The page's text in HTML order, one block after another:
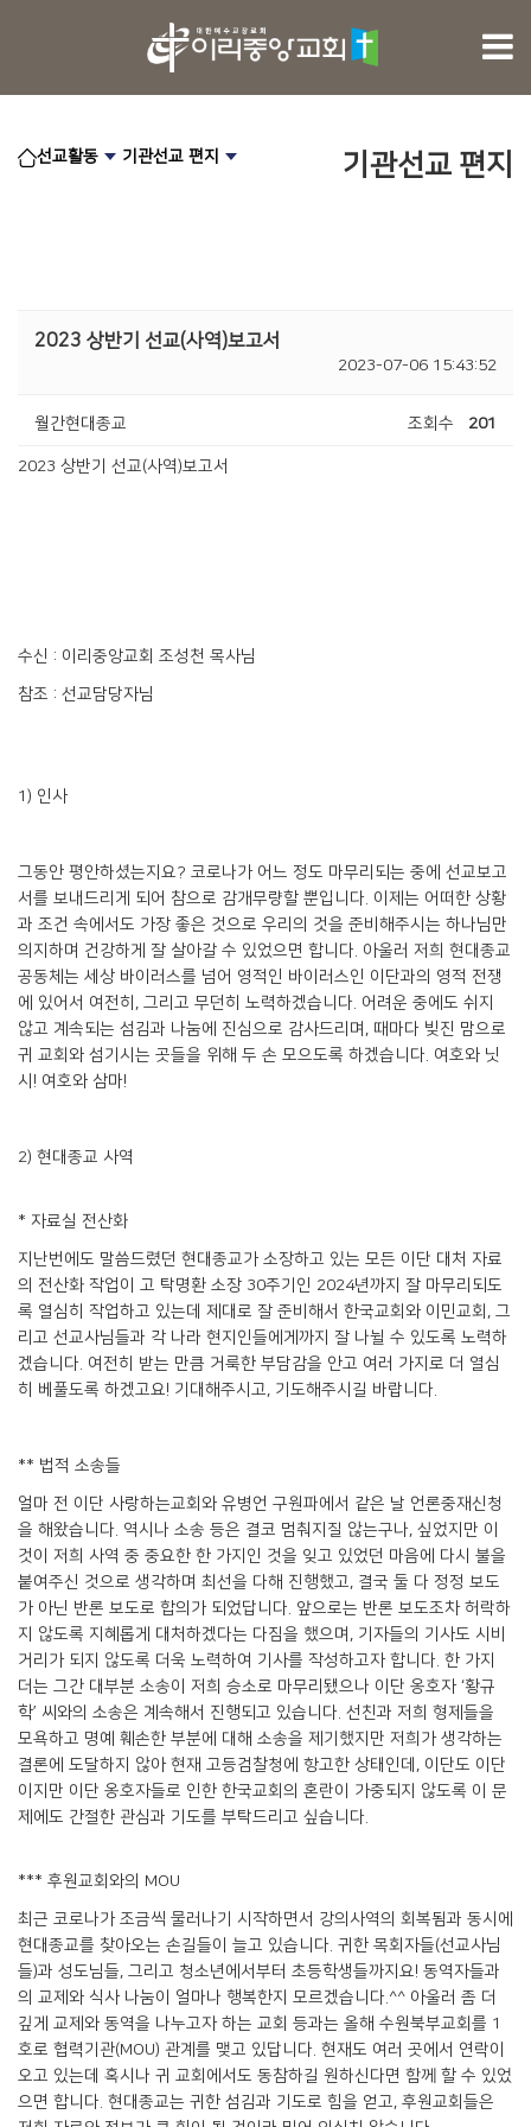
선교활동 기관선교 편지 기관선교 편지
2023 상반기 선교(사역)보고서
2023-07-06 15:43:52
월간현대종교 조회수 201
2023 상반기 선교(사역)보고서
수신 : 이리중앙교회 조성천 목사님
참조 : 선교담당자님
1) 인사
그동안 평안하셨는지요? 코로나가 어느 정도 마무리되는 중에 선교보고
서를 보내드리게 되어 참으로 감개무량할 뿐입니다. 이제는 어떠한 상황
과 조건 속에서도 가장 좋은 것으로 우리의 것을 준비해주시는 하나님만
의지하며 건강하게 잘 살아갈 수 있었으면 합니다. 아울러 저희 현대종교
공동체는 세상 바이러스를 넘어 영적인 바이러스인 이단과의 영적 전쟁
에 있어서 여전히, 그리고 무던히 노력하겠습니다. 어려운 중에도 쉬지
않고 계속되는 섬김과 나눔에 진심으로 감사드리며, 때마다 빚진 맘으로
귀 교회와 섬기시는 곳들을 위해 두 손 모으도록 하겠습니다. 여호와 닛
시! 여호와 삼마!
2) 현대종교 사역
* 자료실 전산화
지난번에도 말씀드렸던 현대종교가 소장하고 있는 모든 이단 대처 자료
의 전산화 작업이 고 탁명환 소장 30주기인 2024년까지 잘 마무리되도
록 열심히 작업하고 있는데 제대로 잘 준비해서 한국교회와 이민교회, 그
리고 선교사님들과 각 나라 현지인들에게까지 잘 나뉠 수 있도록 노력하
겠습니다. 여전히 받는 만큼 거룩한 부담감을 안고 여러 가지로 더 열심
히 베풀도록 하겠고요! 기대해주시고, 기도해주시길 바랍니다.
** 법적 소송들
얼마 전 이단 사랑하는교회와 유병언 구원파에서 같은 날 언론중재신청
을 해왔습니다. 역시나 소송 등은 결코 멈춰지질 않는구나, 싶었지만 이
것이 저희 사역 중 중요한 한 가지인 것을 잊고 있었던 마음에 다시 불을
붙여주신 것으로 생각하며 최선을 다해 진행했고, 결국 둘 다 정정 보도
가 아닌 반론 보도로 합의가 되었답니다. 앞으로는 반론 보도조차 허락하
지 않도록 지혜롭게 대처하겠다는 다짐을 했으며, 기자들의 기사도 시비
거리가 되지 않도록 더욱 노력하여 기사를 작성하고자 합니다. 한 가지
더는 그간 대부분 소송이 저희 승소로 마무리됐으나 이단 옹호자 ‘황규
학’ 씨와의 소송은 계속해서 진행되고 있습니다. 선친과 저희 형제들을
모욕하고 명예 훼손한 부분에 대해 소송을 제기했지만 저희가 생각하는
결론에 도달하지 않아 현재 고등검찰청에 항고한 상태인데, 이단도 이단
이지만 이단 옹호자들로 인한 한국교회의 혼란이 가중되지 않도록 이 문
제에도 간절한 관심과 기도를 부탁드리고 싶습니다.
*** 후원교회와의 MOU
최근 코로나가 조금씩 물러나기 시작하면서 강의사역의 회복됨과 동시에
현대종교를 찾아오는 손길들이 늘고 있습니다. 귀한 목회자들(선교사님
들)과 성도님들, 그리고 청소년에서부터 초등학생들까지요! 동역자들과
의 교제와 식사 나눔이 얼마나 행복한지 모르겠습니다.^^ 아울러 좀 더
깊게 교제와 동역을 나누고자 하는 교회 등과는 올해 수원북부교회를 1
호로 협력기관(MOU) 관계를 맺고 있답니다. 현재도 여러 곳에서 연락이
오고 있는데 혹시나 귀 교회에서도 동참하길 원하신다면 함께 할 수 있었
으면 합니다. 현대종교는 귀한 섬김과 기도로 힘을 얻고, 후원교회들은